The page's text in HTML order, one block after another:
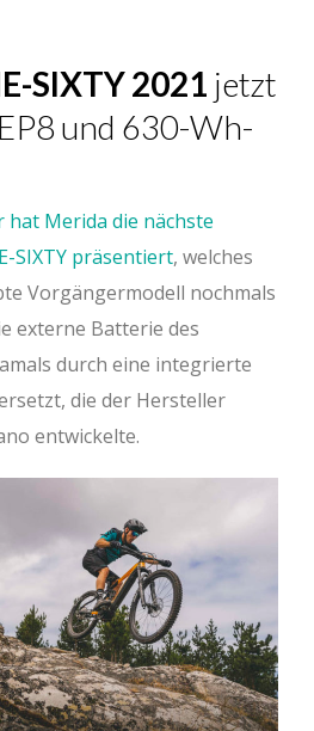
SIXTY 2021 jetzt
und 630-Wh-
hat Merida die nächste
SIXTY präsentiert, welches
Vorgängermodell nochmals
externe Batterie des
durch eine integrierte
die der Hersteller
entwickelte.